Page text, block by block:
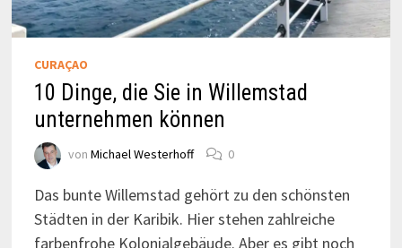
CURAÇAO
10 Dinge, die Sie in Willemstad
unternehmen können
von Michael Westerhoff 0
Das bunte Willemstad gehört zu den schönsten
Städten in der Karibik. Hier stehen zahlreiche
farbenfrohe Kolonialgebäude. Aber es gibt noch